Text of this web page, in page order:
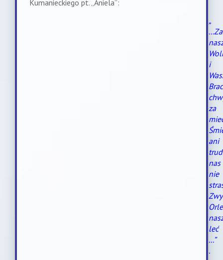
Kumanieckiego pt. „Aniela”:
„
...Za
i
za
ani
trud
nas
nie
Orle
leć
...”
.